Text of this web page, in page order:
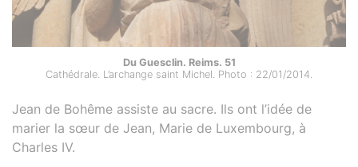
Du Guesclin. Reims. 51
Cathédrale. L’archange saint Michel. Photo : 22/01/2014.
Jean de Bohême assiste au sacre. Ils ont l’idée de
marier la sœur de Jean, Marie de Luxembourg, à
Charles IV.